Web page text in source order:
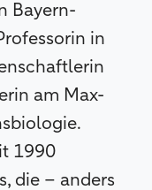
Bayern-
in
am Max-
1990
die – anders